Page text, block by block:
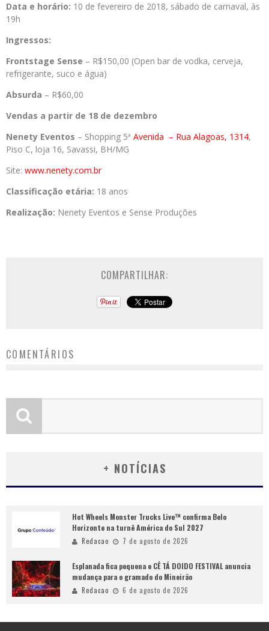
Data e horário: 10 de fevereiro de 2018, sábado de carnaval, às
19h
Ingressos:
Frontstage Sense – R$150,00 (Open bar de vodka, cerveja,
refrigerante, suco e água)
Absurda – R$60,00
Vendas a partir de 18 de dezembro
Nenety Eventos – Shopping 5ª Avenida – Rua Alagoas, 1314,
Piso C, loja 16, Savassi, BH/MG
Site: www.nenety.com.br
Classificação etária: 18 anos
Realização: Nenety Eventos e Sense Produções
COMPARTILHAR:
COMENTÁRIOS
+ NOTÍCIAS
Hot Wheels Monster Trucks Live™ confirma Belo
Horizonte na turnê América do Sul 2027
Redacao 7 de agosto de 2026
Esplanada fica pequena e CÊ TÁ DOIDO FESTIVAL anuncia
mudança para o gramado do Mineirão
Redacao 6 de agosto de 2026